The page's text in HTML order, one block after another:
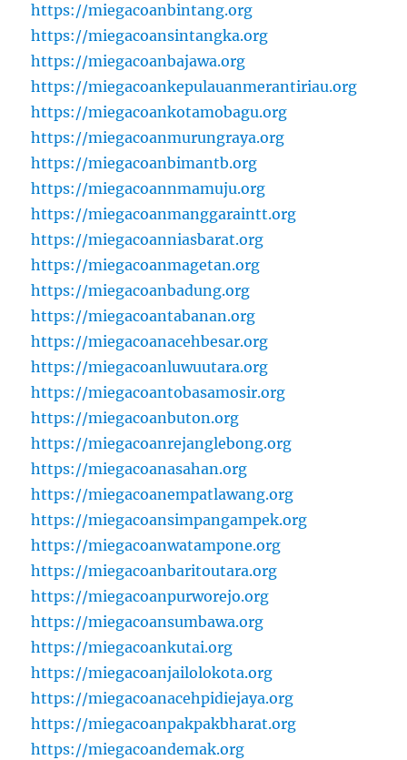
https://miegacoanbintang.org
https://miegacoansintangka.org
https://miegacoanbajawa.org
https://miegacoankepulauanmerantiriau.org
https://miegacoankotamobagu.org
https://miegacoanmurungraya.org
https://miegacoanbimantb.org
https://miegacoannmamuju.org
https://miegacoanmanggaraintt.org
https://miegacoanniasbarat.org
https://miegacoanmagetan.org
https://miegacoanbadung.org
https://miegacoantabanan.org
https://miegacoanacehbesar.org
https://miegacoanluwuutara.org
https://miegacoantobasamosir.org
https://miegacoanbuton.org
https://miegacoanrejanglebong.org
https://miegacoanasahan.org
https://miegacoanempatlawang.org
https://miegacoansimpangampek.org
https://miegacoanwatampone.org
https://miegacoanbaritoutara.org
https://miegacoanpurworejo.org
https://miegacoansumbawa.org
https://miegacoankutai.org
https://miegacoanjailolokota.org
https://miegacoanacehpidiejaya.org
https://miegacoanpakpakbharat.org
https://miegacoandemak.org